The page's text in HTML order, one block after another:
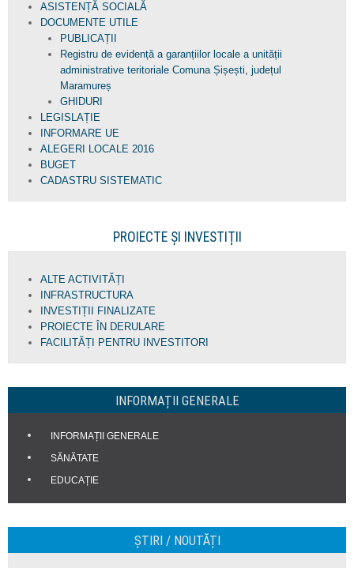
ASISTENȚĂ SOCIALĂ
DOCUMENTE UTILE
PUBLICAȚII
Registru de evidență a garanțiilor locale a unității
administrative teritoriale Comuna Șișești, județul
Maramureș
GHIDURI
LEGISLAȚIE
INFORMARE UE
ALEGERI LOCALE 2016
BUGET
CADASTRU SISTEMATIC
PROIECTE ȘI INVESTIȚII
ALTE ACTIVITĂȚI
INFRASTRUCTURA
INVESTIȚII FINALIZATE
PROIECTE ÎN DERULARE
FACILITĂȚI PENTRU INVESTITORI
INFORMAȚII GENERALE
INFORMAȚII GENERALE
SĂNĂTATE
EDUCAȚIE
ȘTIRI / NOUTĂȚI